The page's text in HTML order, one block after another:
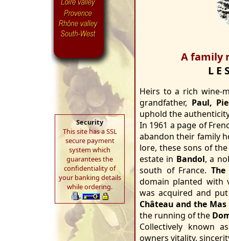
Security
This site has a SSL
secure payment
system which
guarantees the
confidentiality of
your banking details
while ordering.
A family
L E
Heirs to a rich wine-
grandfather, Paul,
uphold the
In 1961 a page of
abandon their family
lore, these sons of
estate in Bandol, a
south of France.
domain planted with
was acquired and
Château and the
the running of the
Collectively known
owners vitality,